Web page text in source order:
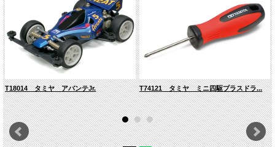
T18014 タミヤ アバンテJr. T74121 タミヤ ミニ四駆プラスドラ...